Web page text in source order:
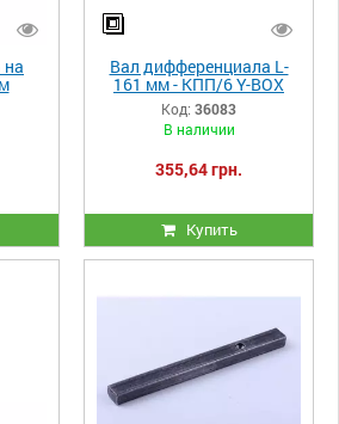
на Вал дифференциала L-
161 мм - КПП/6 Y-BOX
Код: 36083
В наличии
355,64 грн.
Купить